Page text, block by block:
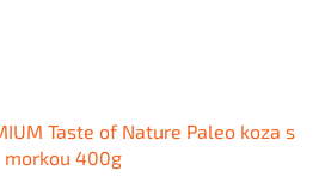
Taste of Nature Paleo koza s
morkou 400g